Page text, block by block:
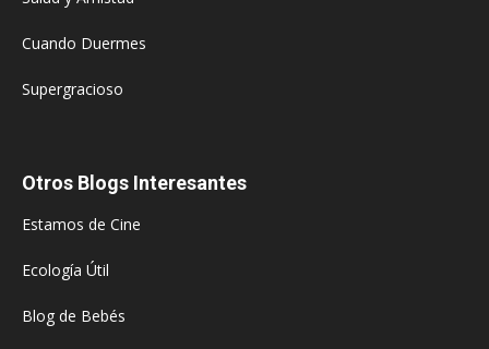
Cuando Duermes
Supergracioso
Otros Blogs Interesantes
Estamos de Cine
Ecología Útil
Blog de Bebés